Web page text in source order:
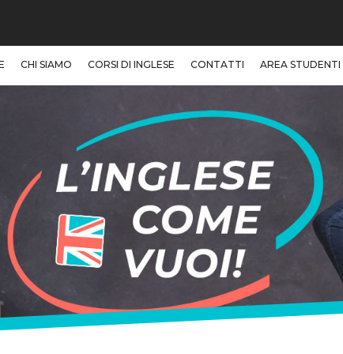
CHI SIAMO CORSI DI INGLESE CONTATTI AREA STUDENTI